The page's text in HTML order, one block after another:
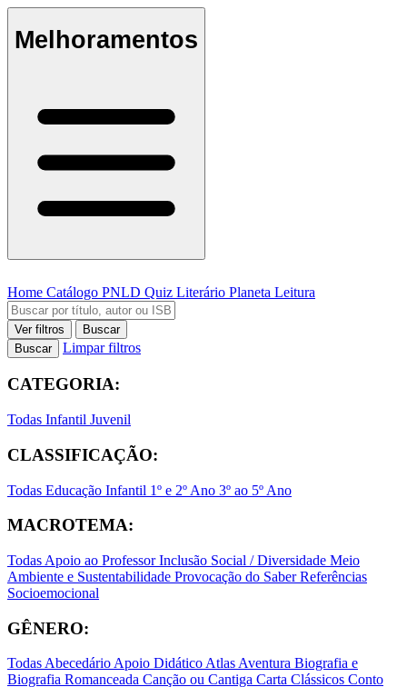
Melhoramentos
Home Catálogo PNLD Quiz Literário Planeta Leitura
Ver filtros
Buscar
Buscar
Limpar filtros
CATEGORIA:
Todas Infantil Juvenil
CLASSIFICAÇÃO:
Todas Educação Infantil 1º e 2º Ano 3º ao 5º Ano
MACROTEMA:
Todas Apoio ao ProfessorInclusão Social / Diversidade Meio
Ambiente e Sustentabilidade Provocação do SaberReferências
Socioemocional
GÊNERO:
TodasAbecedárioApoio DidáticoAtlasAventura Biografia e
Biografia Romanceada Canção ou Cantiga Carta Clássicos Conto